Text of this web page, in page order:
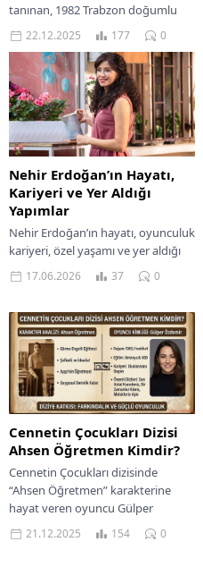
tanınan, 1982 Trabzon doğumlu
Türk oyuncudur. Çukurova
Üniversitesi Devlet Konservatuvarı
mezunu olan...
22.12.2025 177 0
Nehir Erdoğan’ın Hayatı,
Kariyeri ve Yer Aldığı
Yapımlar
Nehir Erdoğan’ın hayatı, oyunculuk
kariyeri, özel yaşamı ve yer aldığı
dizi ile filmleri merak edenler için
kapsamlı bir biyografi yazısı.
17.06.2026 37 0
Cennetin Çocukları Dizisi
Ahsen Öğretmen Kimdir?
Cennetin Çocukları dizisinde
“Ahsen Öğretmen” karakterine
hayat veren oyuncu Gülper
Özdemir‘dir. Dizinin hikayesine
sonradan dahil olan ve izleyiciler
21.12.2025 154 0